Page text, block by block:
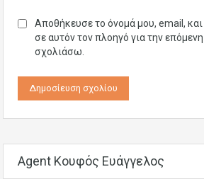
Αποθήκευσε το όνομά μου, email,
σε αυτόν τον πλοηγό για την
σχολιάσω.
Agent Κουφός Ευάγγελος